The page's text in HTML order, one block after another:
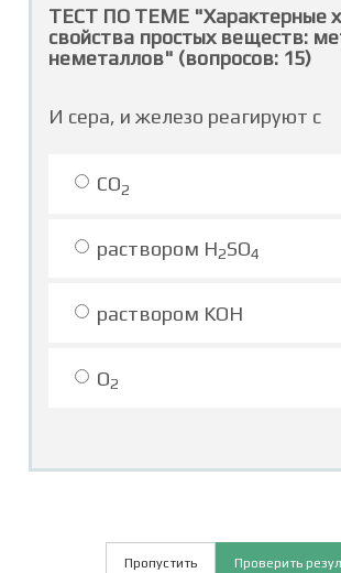
ТЕСТ ПО ТЕМЕ "Характерные
свойства простых веществ:
неметаллов" (вопросов: 15)
И сера, и железо реагируют с
CO2
раствором H2SO4
раствором KOH
O2
Пропустить Проверить